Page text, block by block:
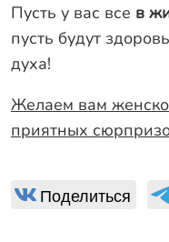
Пусть у вас все в
пусть будут
духа!
Желаем вам
приятных
Поделиться